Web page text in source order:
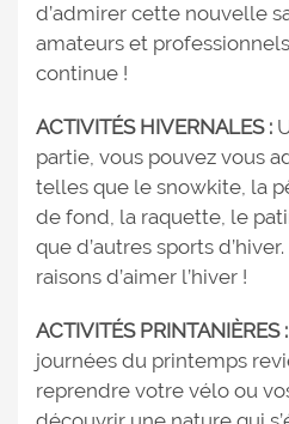
d’admirer cette nouvelle
amateurs et
continue !
ACTIVITÉS HIVERNALES :
partie, vous pouvez vous
telles que le snowkite, la
de fond, la raquette, le
que d’autres sports
raisons d’aimer l’hiver !
ACTIVITÉS PRINTANIÈRES :
journées du printemps
reprendre votre vélo ou